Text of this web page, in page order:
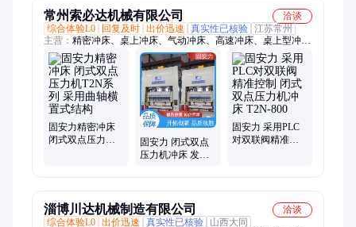
常州索必达机械有限公司
洽谈
综合体验L0
回复及时 出价迅速 真实性已核验 江苏常州
主营： 精密冲床、桌上冲床、气动冲床、高速冲床、桌上型冲
床、单曲轴冲床、冷挤压冲床、三导柱冲床、超高精度冲床、高
精密强力冲床、连杆超高速沖床
固安力精密冲床
闭式双点压力机
固安力 闭式双点
压力机冲床 发货
固安力 采用PLC
对双联阀精准控
淄博川达机械制造有限公司
洽谈
综合体验L0 出价迅速 真实性已核验
山西大同